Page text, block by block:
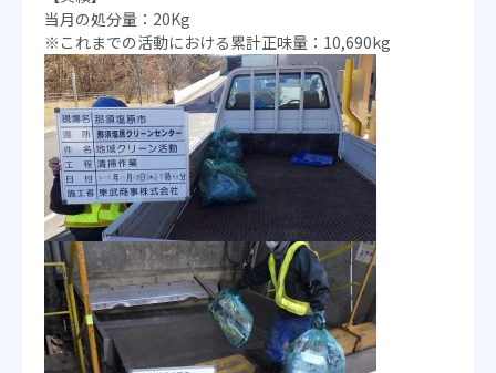
当月の処分量：20Kg
※これまでの活動における累計正味量：10,690kg